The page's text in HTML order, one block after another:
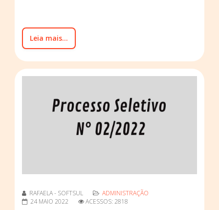
Leia mais...
RAFAELA - SOFTSUL
ADMINISTRAÇÃO
24 MAIO 2022
ACESSOS: 2818